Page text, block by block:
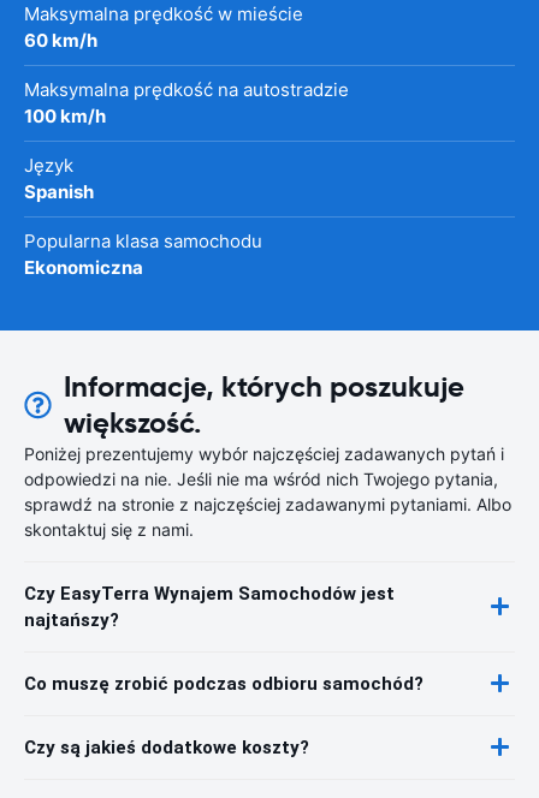
Maksymalna prędkość w mieście
60 km/h
Maksymalna prędkość na autostradzie
100 km/h
Język
Spanish
Popularna klasa samochodu
Ekonomiczna
Informacje, których poszukuje
większość.
Poniżej prezentujemy wybór najczęściej zadawanych pytań i
odpowiedzi na nie. Jeśli nie ma wśród nich Twojego pytania,
sprawdź na stronie z najczęściej zadawanymi pytaniami. Albo
skontaktuj się z nami.
Czy EasyTerra Wynajem Samochodów jest
najtańszy?
Co muszę zrobić podczas odbioru samochód?
Czy są jakieś dodatkowe koszty?